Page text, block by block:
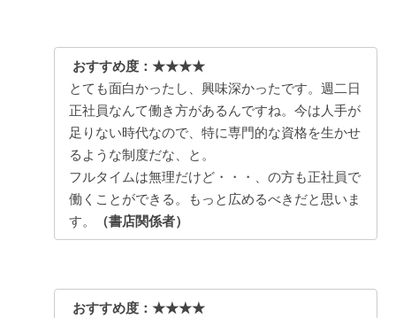
おすすめ度：★★★★
とても面白かったし、興味深かったです。週二日
正社員なんて働き方があるんですね。今は人手が
足りない時代なので、特に専門的な資格を生かせ
るような制度だな、と。
フルタイムは無理だけど・・・、の方も正社員で
働くことができる。もっと広めるべきだと思いま
す。
（書店関係者）
おすすめ度：★★★★